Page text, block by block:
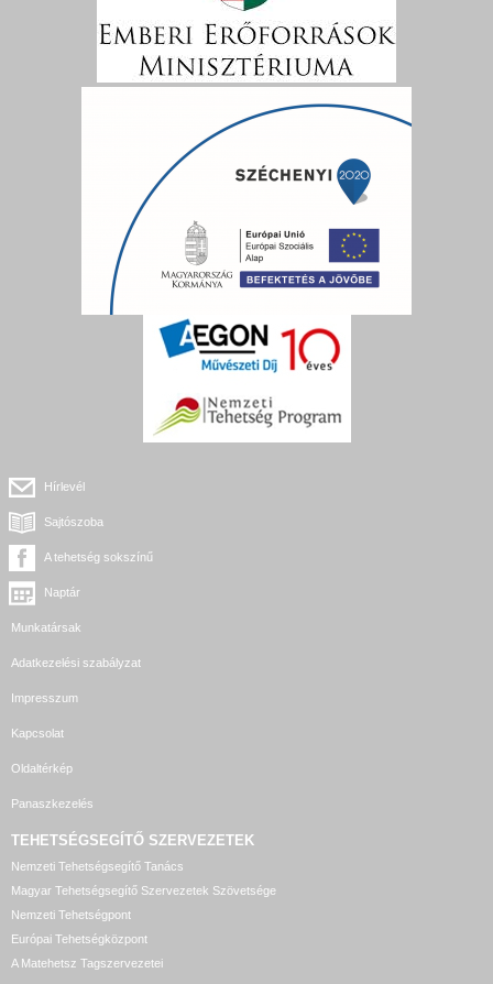
Hírlevél
Sajtószoba
A tehetség sokszínű
Naptár
Munkatársak
Adatkezelési szabályzat
Impresszum
Kapcsolat
Oldaltérkép
Panaszkezelés
TEHETSÉGSEGÍTŐ SZERVEZETEK
Nemzeti Tehetségsegítő Tanács
Magyar Tehetségsegítő Szervezetek Szövetsége
Nemzeti Tehetségpont
Európai Tehetségközpont
A Matehetsz Tagszervezetei